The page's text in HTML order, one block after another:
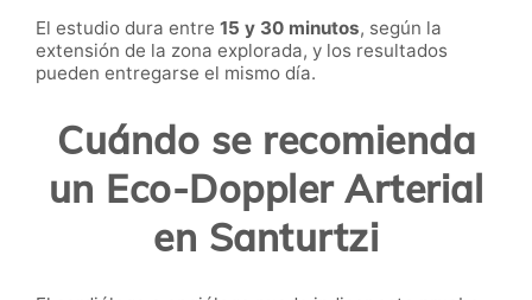
El estudio dura entre 15 y 30 minutos, según la
extensión de la zona explorada, y los resultados
pueden entregarse el mismo día.
Cuándo se recomienda
un Eco-Doppler Arterial
en Santurtzi